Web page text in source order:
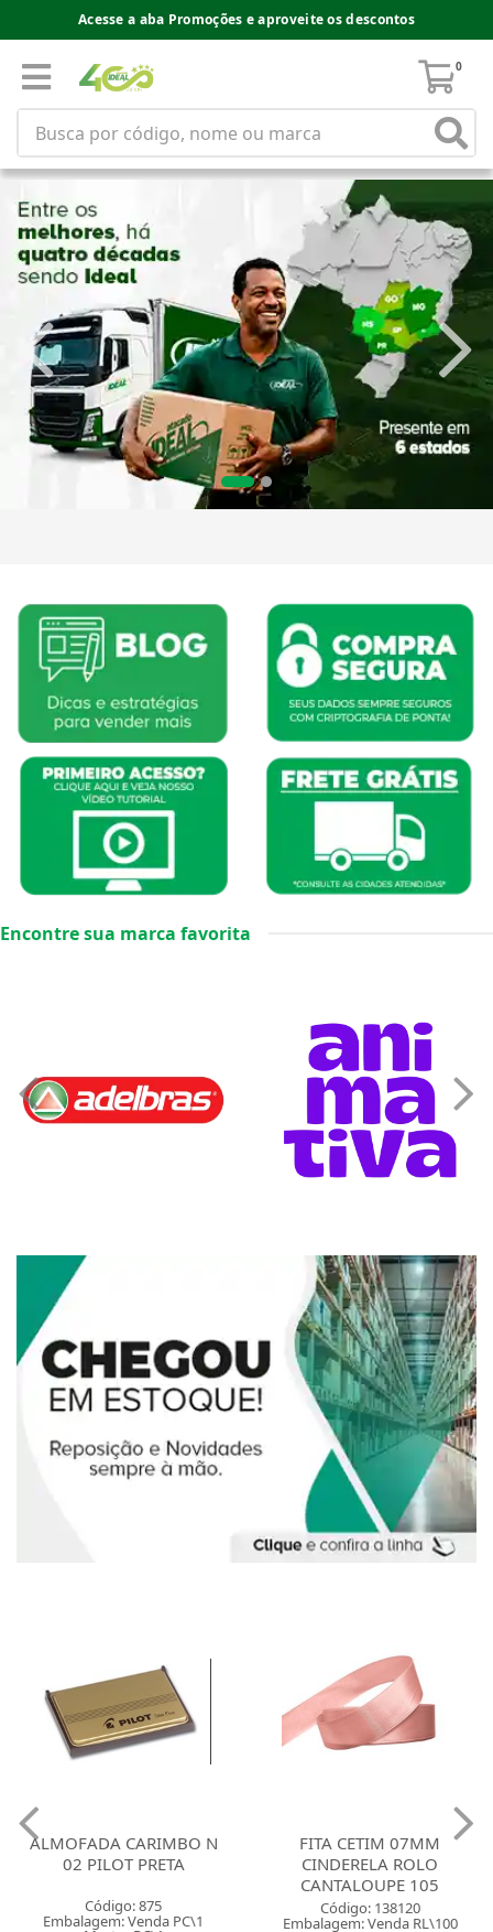
Acesse a aba Promoções e aproveite os descontos
0
Encontre sua marca favorita
ALMOFADA CARIMBO N
02 PILOT PRETA
Código: 875
Embalagem: Venda PC\1
FITA CETIM 07MM
CINDERELA ROLO
CANTALOUPE 105
Código: 138120
Embalagem: Venda RL\100